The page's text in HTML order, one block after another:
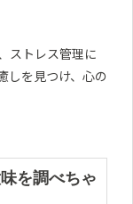
ストレス管理に
しを見つけ、心の
を調べちゃ